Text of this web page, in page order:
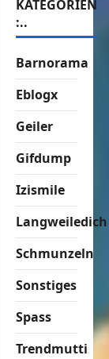
KATEGORIEN
:..
Barnorama
Eblogx
Geiler
Gifdump
Izismile
Langweiledich
Schmunzeln
Sonstiges
Spass
Trendmutti